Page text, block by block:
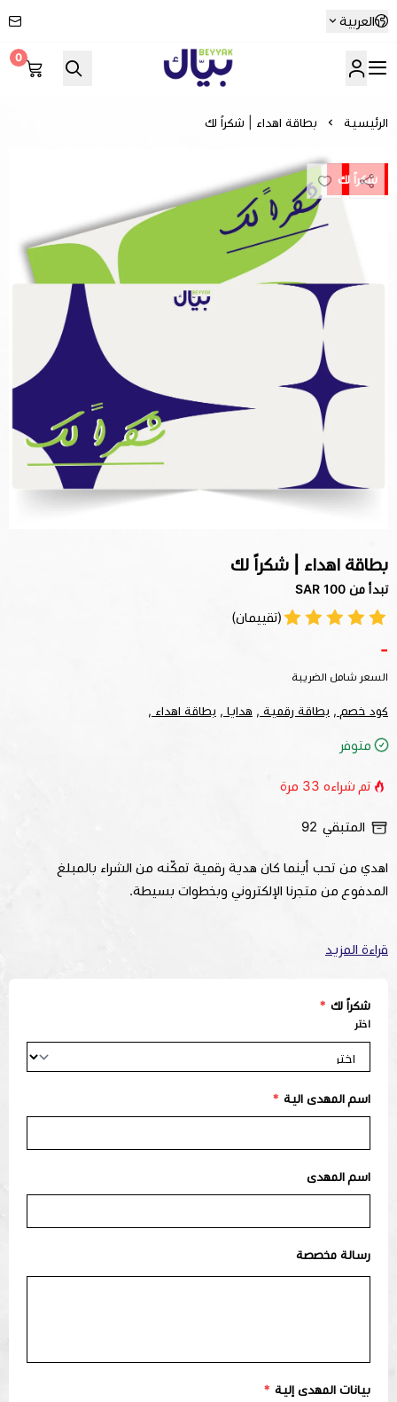
العربية
Beyyak
0
الرئيسية بطاقة اهداء | شكراً لك
شكراً لك
بطاقة اهداء | شكراً لك
تبدأ من 100 SAR
(تقييمان)
-
السعر شامل الضريبة
كود خصم , بطاقة رقمية , هدايا , بطاقة اهداء ,
متوفر
تم شراءه 33 مرة
المتبقي 92
اهدي من تحب أينما كان هدية رقمية تمكّنه من الشراء بالمبلغ
المدفوع من متجرنا الإلكتروني وبخطوات بسيطة.
نرجو تعبئة البيانات المذكورة أدناهـ، ليتم تفعيل كوبون مخصّص ، لتصل
يرجى ملاحظة أن بطاقات الإهداء يتم إرسالها يدويًا خلال ساعات العمل
الرسمية من الساعة 8 صباحًا حتى 4 مساءً. نشكركم على تفهمكم
قراءة المزيد
شكراً لك *
اختر
اسم المهدى الية *
اسم المهدى
رسالة مخصصة
بيانات المهدى إلية *